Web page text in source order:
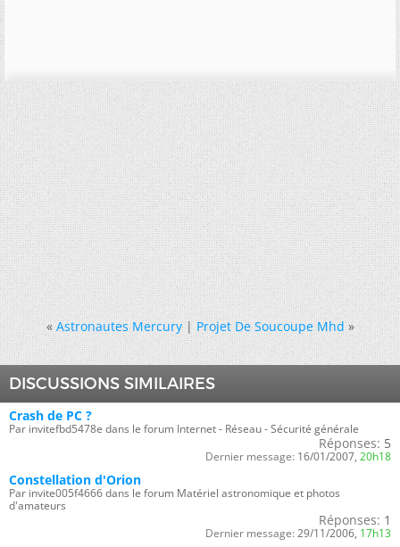
« Astronautes Mercury|Projet De Soucoupe Mhd »
DISCUSSIONS SIMILAIRES
Crash de PC ?
Par invitefbd5478e dans le forum Internet - Réseau - Sécurité générale
Réponses: 5
Dernier message: 16/01/2007, 20h18
Constellation d'Orion
Par invite005f4666 dans le forum Matériel astronomique et photos
d'amateurs
Réponses: 1
Dernier message: 29/11/2006, 17h13